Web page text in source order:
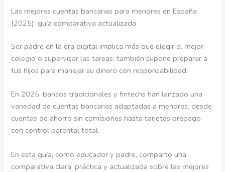
Las mejores cuentas bancarias para menores en España
(2025): guía comparativa actualizada
Ser padre en la era digital implica más que elegir el mejor
colegio o supervisar las tareas: también supone preparar a
tus hijos para manejar su dinero con responsabilidad.
En 2025, bancos tradicionales y fintechs han lanzado una
variedad de cuentas bancarias adaptadas a menores, desde
cuentas de ahorro sin comisiones hasta tarjetas prepago
con control parental total.
En esta guía, como educador y padre, comparto una
comparativa clara, práctica y actualizada sobre las mejores